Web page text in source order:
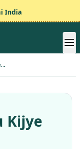
India
Kijye